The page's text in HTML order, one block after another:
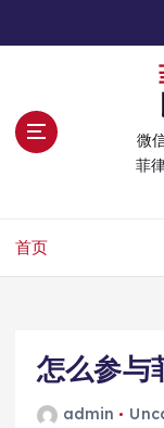
微
菲
首页
怎么参与
admin